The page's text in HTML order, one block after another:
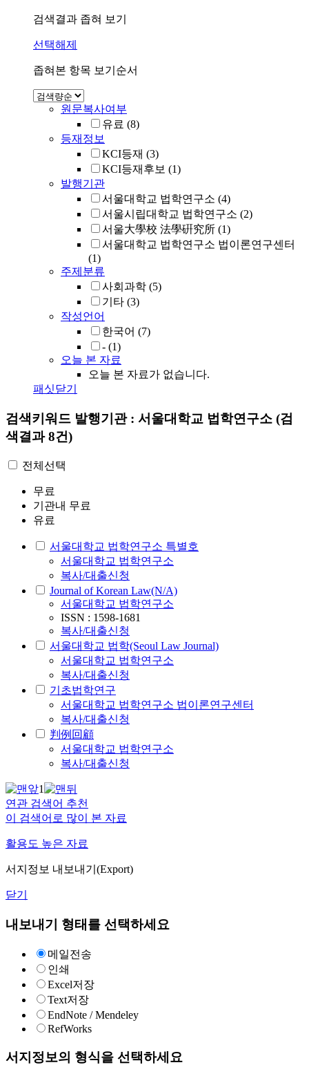
검색결과 좁혀 보기
선택해제
좁혀본 항목 보기순서
원문복사여부
유료 (8)
등재정보
KCI등재 (3)
KCI등재후보 (1)
발행기관
서울대학교 법학연구소 (4)
서울시립대학교 법학연구소 (2)
서울大學校 法學硏究所 (1)
서울대학교 법학연구소 법이론연구센터
(1)
주제분류
사회과학 (5)
기타 (3)
작성언어
한국어 (7)
- (1)
오늘 본 자료
오늘 본 자료가 없습니다.
패싯닫기
검색키워드 발행기관 : 서울대학교 법학연구소 (검
색결과 8건)
전체선택
무료
기관내 무료
유료
서울대학교 법학연구소 특별호
서울대학교 법학연구소
복사/대출신청
Journal of Korean Law(N/A)
서울대학교 법학연구소
ISSN : 1598-1681
복사/대출신청
서울대학교 법학(Seoul Law Journal)
서울대학교 법학연구소
복사/대출신청
기초법학연구
서울대학교 법학연구소 법이론연구센터
복사/대출신청
判例回顧
서울대학교 법학연구소
복사/대출신청
1
연관 검색어 추천
이 검색어로 많이 본 자료
활용도 높은 자료
서지정보 내보내기(Export)
닫기
내보내기 형태를 선택하세요
메일전송
인쇄
Excel저장
Text저장
EndNote / Mendeley
RefWorks
서지정보의 형식을 선택하세요